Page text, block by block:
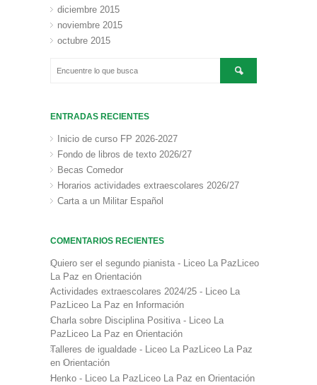
diciembre 2015
noviembre 2015
octubre 2015
ENTRADAS RECIENTES
Inicio de curso FP 2026-2027
Fondo de libros de texto 2026/27
Becas Comedor
Horarios actividades extraescolares 2026/27
Carta a un Militar Español
COMENTARIOS RECIENTES
Quiero ser el segundo pianista - Liceo La PazLiceo
La Paz enOrientación
Actividades extraescolares 2024/25 - Liceo La
PazLiceo La Paz enInformación
Charla sobre Disciplina Positiva - Liceo La
PazLiceo La Paz enOrientación
Talleres de igualdade - Liceo La PazLiceo La Paz
enOrientación
Henko - Liceo La PazLiceo La Paz enOrientación